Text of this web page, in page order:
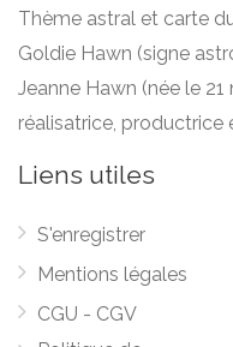
Thème astral et carte
Goldie Hawn (signe
Jeanne Hawn (née le
réalisatrice, productrice
Liens utiles
S'enregistrer
Mentions légales
CGU - CGV